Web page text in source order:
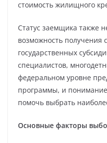
стоимость жилищного
Статус заемщика также
возможность получения
государственных
специалистов,
федеральном уровне
программы, и понимание
помочь выбрать
Основные факторы